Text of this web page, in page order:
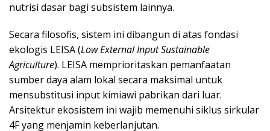
nutrisi dasar bagi subsistem lainnya.
Secara filosofis, sistem ini dibangun di atas fondasi
ekologis LEISA (Low External Input Sustainable
Agriculture). LEISA memprioritaskan pemanfaatan
sumber daya alam lokal secara maksimal untuk
mensubstitusi input kimiawi pabrikan dari luar.
Arsitektur ekosistem ini wajib memenuhi siklus sirkular
4F yang menjamin keberlanjutan.